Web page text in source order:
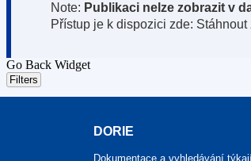
Note: Publikaci nelze zobrazit v
Přístup je k dispozici zde:
Go Back Widget
Filters
DORIE
Dokumentace a vyhledávání